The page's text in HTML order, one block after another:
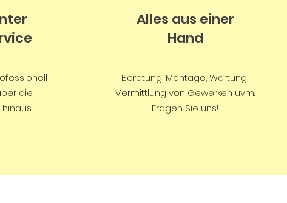
die
Alles aus einer
Hand
Beratung, Montage, Wartung,
Vermittlung von Gewerken uvm.
Fragen Sie uns!